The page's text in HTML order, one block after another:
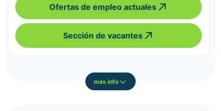
Ofertas de empleo actuales
Sección de vacantes
más info